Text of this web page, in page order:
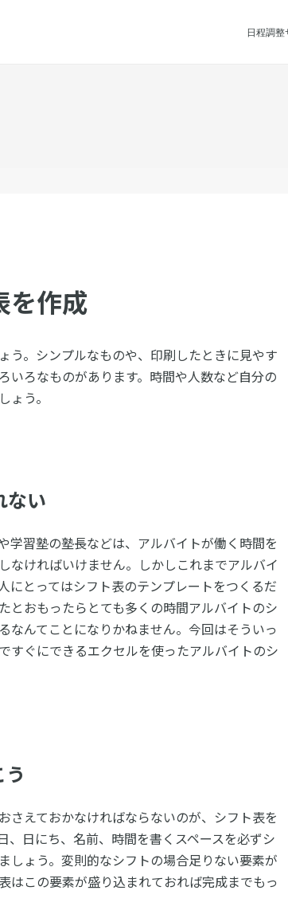
日程調整
を作成
う。シンプルなものや、印刷したときに見やす
いろなものがあります。時間や人数など自分の
う。
ない
学習塾の塾長などは、アルバイトが働く時間を
なければいけません。しかしこれまでアルバイ
にとってはシフト表のテンプレートをつくるだ
とおもったらとても多くの時間アルバイトのシ
なんてことになりかねません。今回はそういっ
すぐにできるエクセルを使ったアルバイトのシ
さえておかなければならないのが、シフト表を
、日にち、名前、時間を書くスペースを必ずシ
しょう。変則的なシフトの場合足りない要素が
はこの要素が盛り込まれておれば完成までもっ